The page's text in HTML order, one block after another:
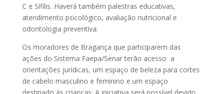
C e Sífilis. Haverá também palestras educativas,
atendimento psicológico, avaliação nutricional e
odontologia preventiva.
Os moradores de Bragança que participarem das
ações do Sistema Faepa/Senar terão acesso a
orientações jurídicas, um espaço de beleza para cortes
de cabelo masculino e feminino e um espaço